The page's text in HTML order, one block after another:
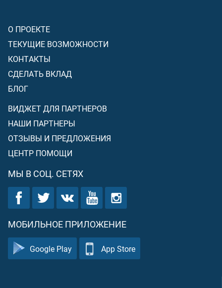
О ПРОЕКТЕ
ТЕКУЩИЕ ВОЗМОЖНОСТИ
КОНТАКТЫ
СДЕЛАТЬ ВКЛАД
БЛОГ
ВИДЖЕТ ДЛЯ ПАРТНЕРОВ
НАШИ ПАРТНЕРЫ
ОТЗЫВЫ И ПРЕДЛОЖЕНИЯ
ЦЕНТР ПОМОЩИ
МЫ В СОЦ. СЕТЯХ
МОБИЛЬНОЕ ПРИЛОЖЕНИЕ
Google Play App Store